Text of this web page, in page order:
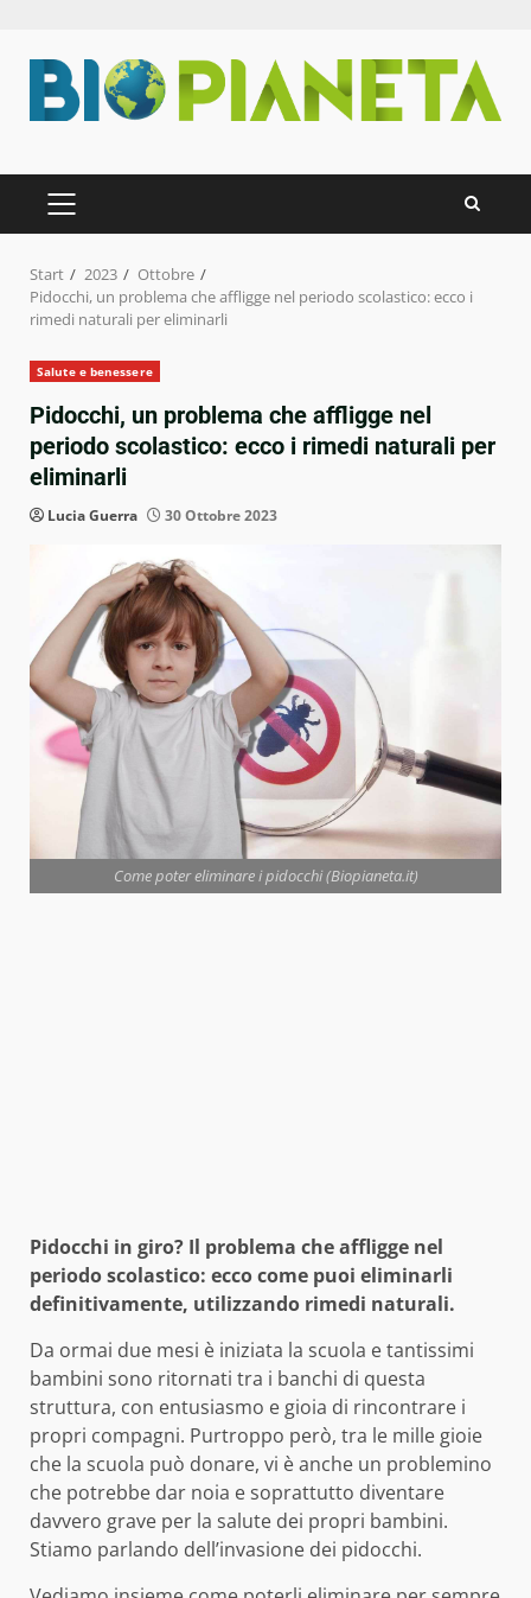
Inhalt
springen
PRIMÄRES
MENÜ
Start 2023
Ottobre
Pidocchi, un problema che affligge nel periodo scolastico: ecco i
rimedi naturali per eliminarli
Salute e benessere
Pidocchi, un problema che affligge nel
periodo scolastico: ecco i rimedi naturali per
eliminarli
Lucia Guerra 30 Ottobre 2023
Come poter eliminare i pidocchi (Biopianeta.it)
Pidocchi in giro? Il problema che affligge nel
periodo scolastico: ecco come puoi eliminarli
definitivamente, utilizzando rimedi naturali.
Da ormai due mesi è iniziata la scuola e tantissimi
bambini sono ritornati tra i banchi di questa
struttura, con entusiasmo e gioia di rincontrare i
propri compagni. Purtroppo però, tra le mille gioie
che la scuola può donare, vi è anche un problemino
che potrebbe dar noia e soprattutto diventare
davvero grave per la salute dei propri bambini.
Stiamo parlando dell’invasione dei pidocchi.